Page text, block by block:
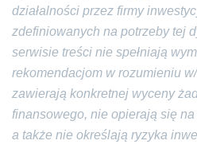
działalności przez firmy
zdefiniowanych na potrzeby tej
serwisie treści nie spełniają
rekomendacjom w rozumieniu
zawierają konkretnej wyceny
finansowego, nie opierają się
a także nie określają ryzyka